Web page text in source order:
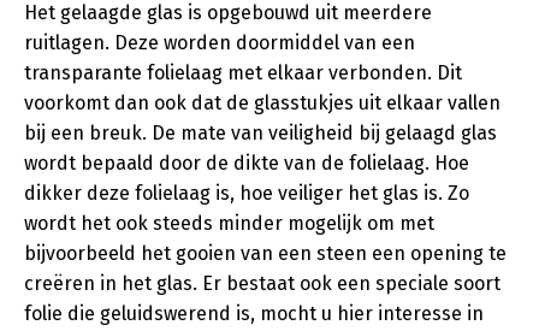
Het gelaagde glas is opgebouwd uit meerdere
ruitlagen. Deze worden doormiddel van een
transparante folielaag met elkaar verbonden. Dit
voorkomt dan ook dat de glasstukjes uit elkaar vallen
bij een breuk. De mate van veiligheid bij gelaagd glas
wordt bepaald door de dikte van de folielaag. Hoe
dikker deze folielaag is, hoe veiliger het glas is. Zo
wordt het ook steeds minder mogelijk om met
bijvoorbeeld het gooien van een steen een opening te
creëren in het glas. Er bestaat ook een speciale soort
folie die geluidswerend is, mocht u hier interesse in